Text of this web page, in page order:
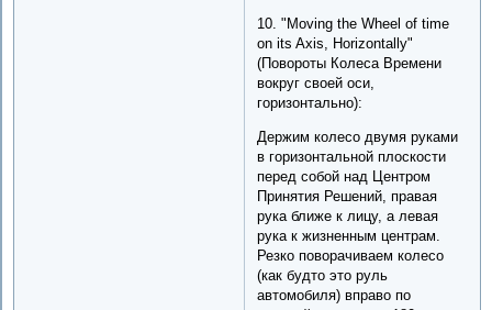
10. "Moving the Wheel of time
on its Axis, Horizontally"
(Повороты Колеса Времени
вокруг своей оси,
горизонтально):
Держим колесо двумя руками
в горизонтальной плоскости
перед собой над Центром
Принятия Решений, правая
рука ближе к лицу, а левая
рука к жизненным центрам.
Резко поворачиваем колесо
(как будто это руль
автомобиля) вправо по